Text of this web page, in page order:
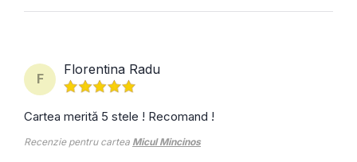
F
Florentina Radu
Cartea merită 5 stele ! Recomand !
Recenzie pentru cartea Micul Mincinos